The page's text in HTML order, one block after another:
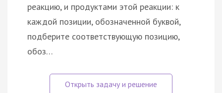
реакцию, и продуктами этой реакции: к
каждой позиции, обозначенной буквой,
подберите соответствующую позицию,
обоз…